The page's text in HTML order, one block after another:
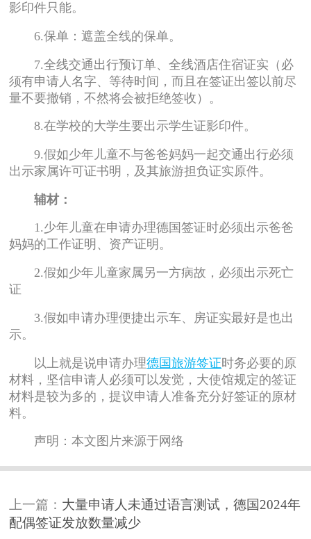
影印件只能。
6.保单：遮盖全线的保单。
7.全线交通出行预订单、全线酒店住宿证实（必
须有申请人名字、等待时间，而且在签证出签以前尽
量不要撤销，不然将会被拒绝签收）。
8.在学校的大学生要出示学生证影印件。
9.假如少年儿童不与爸爸妈妈一起交通出行必须
出示家属许可证书明，及其旅游担负证实原件。
辅材：
1.少年儿童在申请办理德国签证时必须出示爸爸
妈妈的工作证明、资产证明。
2.假如少年儿童家属另一方病故，必须出示死亡
证
3.假如申请办理便捷出示车、房证实最好是也出
示。
以上就是说申请办理德国旅游签证时务必要的原
材料，坚信申请人必须可以发觉，大使馆规定的签证
材料是较为多的，提议申请人准备充分好签证的原材
料。
声明：本文图片来源于网络
上一篇： 大量申请人未通过语言测试，德国2024年
配偶签证发放数量减少